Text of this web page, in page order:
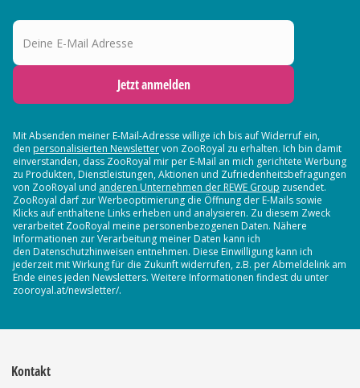
Deine E-Mail Adresse
Jetzt anmelden
Mit Absenden meiner E-Mail-Adresse willige ich bis auf Widerruf ein,
den personalisierten Newslettervon ZooRoyal zu erhalten. Ich bin damit
einverstanden, dass ZooRoyal mir per E-Mail an mich gerichtete Werbung
zu Produkten, Dienstleistungen, Aktionen und Zufriedenheitsbefragungen
von ZooRoyal und anderen Unternehmen der REWE Group zusendet.
ZooRoyal darf zur Werbeoptimierung die Öffnung der E-Mails sowie
Klicks auf enthaltene Links erheben und analysieren. Zu diesem Zweck
verarbeitet ZooRoyal meine personenbezogenen Daten. Nähere
Informationen zur Verarbeitung meiner Daten kann ich
den Datenschutzhinweisen entnehmen. Diese Einwilligung kann ich
jederzeit mit Wirkung für die Zukunft widerrufen, z.B. per Abmeldelink am
Ende eines jeden Newsletters. Weitere Informationen findest du unter
zooroyal.at/newsletter/.
Kontakt